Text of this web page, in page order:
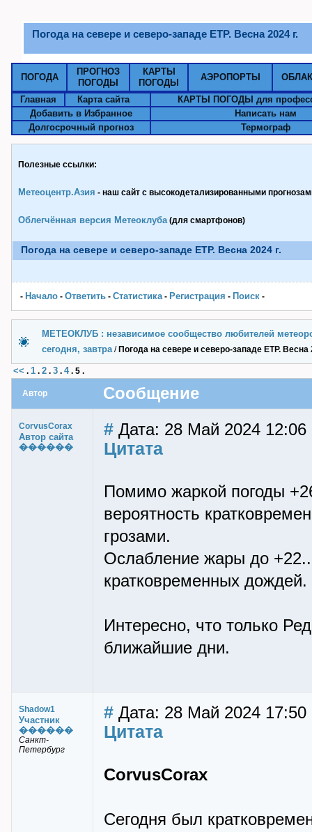
Погода на севере и северо-западе ЕТР. Весна 2024 г.
ПОГОДА
ПРОГНОЗ
ПОГОДЫ
КАРТЫ
ПОГОДЫ
АЭРОПОРТЫ
Главная Карта сайта
КАРТЫ ПОГОДЫ для
Добавить в Избранное
Написать нам
Долгосрочный прогноз
Термограф
Полезные ссылки:
Метеоцентр.Азия - наш сайт с высокодетализированными
Облегчённая версия Метеоклуба(для смартфонов)
Погода на севере и северо-западе ЕТР. Весна 2024 г.
- Начало - Ответить - Статистика- Pегистрация - Поиск -
МЕТЕОКЛУБ : независимое сообщество любителей
сегодня, завтра/ Погода на севере и северо-западе ЕТР. Весна
<< . 1 . 2 . 3 . 4. 5 .
Автор Сообщение
CorvusCorax
Автор сайта
������
# Дата: 28 Май 2024 12:06
Цитата
Помимо жаркой погоды
вероятность
грозами.
Ослабление жары до
кратковременных дождей.
Интересно, что только
ближайшие дни.
Shadow1
Участник
������
Санкт-
Петербург
# Дата: 28 Май 2024 17:50
Цитата
CorvusCorax
Сегодня был